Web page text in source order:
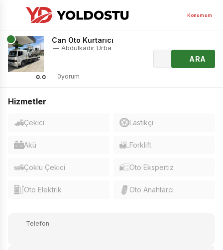
Konumum
0.0
Can Oto Kurtarıcı
— Abdülkadir Urba
0yorum
ARA
Hizmetler
Çekici Lastikçi
Akü Forklift
Çoklu Çekici Oto Ekspertiz
Oto Elektrik Oto Anahtarcı
Telefon